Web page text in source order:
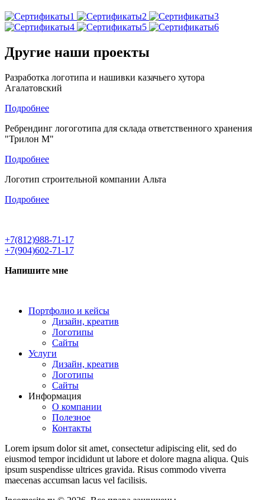
Другие наши проекты
Разработка логотипа и нашивки казачьего хутора
Агалатовский
Подробнее
Ребрендинг логоготипа для склада ответственного хранения
"Трилон М"
Подробнее
Логотип строительной компании Альта
Подробнее
+7(812)988-71-17
+7(904)602-71-17
Напишите мне
Портфолио и кейсы
Дизайн, креатив
Логотипы
Сайты
Услуги
Дизайн, креатив
Логотипы
Сайты
Информация
О компании
Полезное
Контакты
Lorem ipsum dolor sit amet, consectetur adipiscing elit, sed do
eiusmod tempor incididunt ut labore et dolore magna aliqua. Quis
ipsum suspendisse ultrices gravida. Risus commodo viverra
maecenas accumsan lacus vel facilisis.